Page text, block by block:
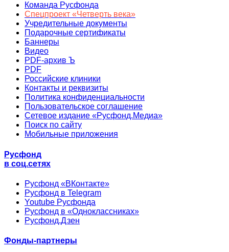
Команда Русфонда
Спецпроект «Четверть века»
Учредительные документы
Подарочные сертификаты
Баннеры
Видео
PDF-архив Ъ
PDF
Российские клиники
Контакты и реквизиты
Политика конфиденциальности
Пользовательское соглашение
Сетевое издание «Русфонд.Медиа»
Поиск по сайту
Мобильные приложения
Русфонд
в соц.сетях
Русфонд «ВКонтакте»
Русфонд в Telegram
Youtube Русфонда
Русфонд в «Одноклассниках»
Русфонд.Дзен
Фонды-партнеры